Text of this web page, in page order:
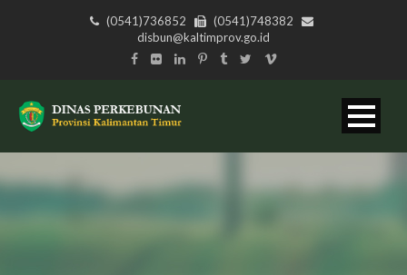
(0541)736852
(0541)748382
disbun@kaltimprov.go.id